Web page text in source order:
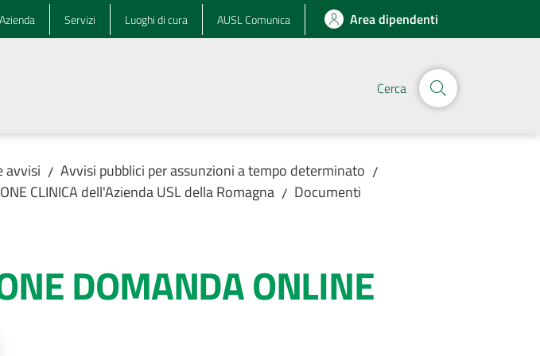
Azienda Servizi Luoghi di cura AUSL Comunica Area dipendenti
Cerca
avvisi / Avvisi pubblici per assunzioni a tempo determinato /
CLINICA dell'Azienda USL della Romagna / Documenti
DOMANDA ONLINE